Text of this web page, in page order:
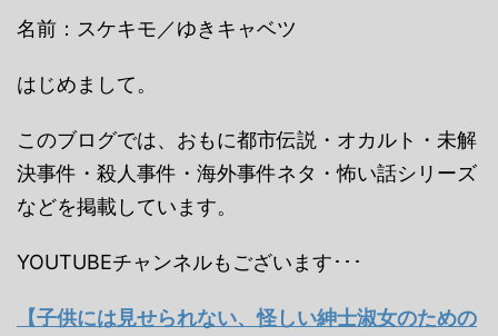
名前：スケキモ／ゆきキャベツ
はじめまして。
このブログでは、おもに都市伝説・オカルト・未解
決事件・殺人事件・海外事件ネタ・怖い話シリーズ
などを掲載しています。
YOUTUBEチャンネルもございます･･･
【子供には見せられない、怪しい紳士淑女のための